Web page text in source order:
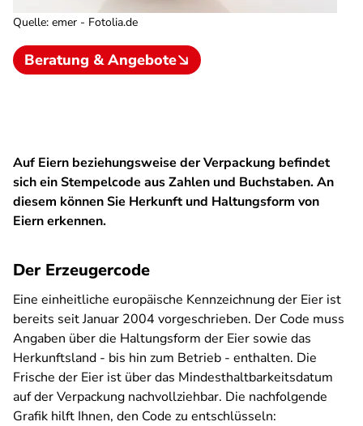
Quelle: emer - Fotolia.de
Beratung & Angebote
Auf Eiern beziehungsweise der Verpackung befindet
sich ein Stempelcode aus Zahlen und Buchstaben. An
diesem können Sie Herkunft und Haltungsform von
Eiern erkennen.
Der Erzeugercode
Eine einheitliche europäische Kennzeichnung der Eier ist
bereits seit Januar 2004 vorgeschrieben. Der Code muss
Angaben über die Haltungsform der Eier sowie das
Herkunftsland - bis hin zum Betrieb - enthalten. Die
Frische der Eier ist über das Mindesthaltbarkeitsdatum
auf der Verpackung nachvollziehbar. Die nachfolgende
Grafik hilft Ihnen, den Code zu entschlüsseln: